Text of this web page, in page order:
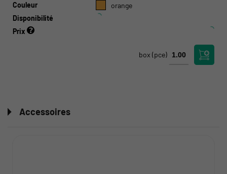
Couleur
orange
Disponibilité
Prix
box (pce)
Accessoires